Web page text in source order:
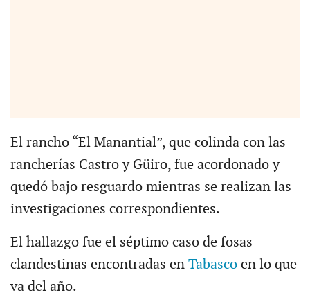
El rancho “El Manantial”, que colinda con las
rancherías Castro y Güiro, fue acordonado y
quedó bajo resguardo mientras se realizan las
investigaciones correspondientes.
El hallazgo fue el séptimo caso de fosas
clandestinas encontradas en Tabascoen lo que
va del año.